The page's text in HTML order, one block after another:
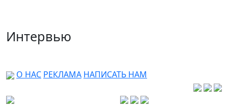
Интервью
О НАС РЕКЛАМА НАПИСАТЬ НАМ